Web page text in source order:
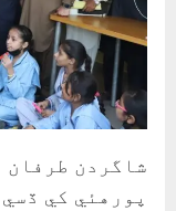
شاگردن طرفان
پورهئي کي